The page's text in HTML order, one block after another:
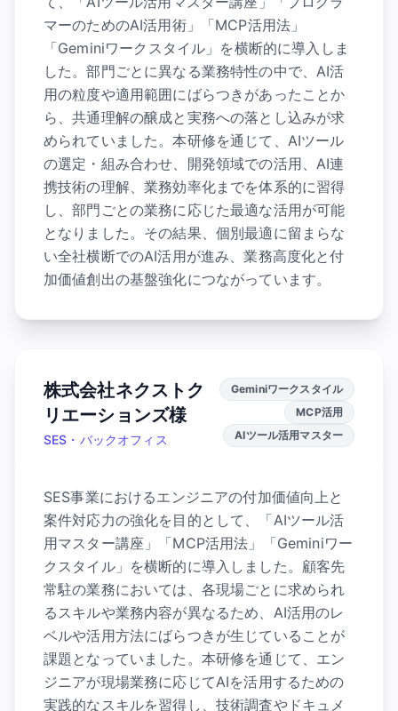
マーのためのAI活用術」「MCP活用法」
「Geminiワークスタイル」を横断的に導入しま
した。部門ごとに異なる業務特性の中で、AI活
用の粒度や適用範囲にばらつきがあったことか
ら、共通理解の醸成と実務への落とし込みが求
められていました。本研修を通じて、AIツール
の選定・組み合わせ、開発領域での活用、AI連
携技術の理解、業務効率化までを体系的に習得
し、部門ごとの業務に応じた最適な活用が可能
となりました。その結果、個別最適に留まらな
い全社横断でのAI活用が進み、業務高度化と付
加価値創出の基盤強化につながっています。
株式会社ネクストク
リエーションズ様
SES・バックオフィス
Geminiワークスタイル
MCP活用
AIツール活用マスター
SES事業におけるエンジニアの付加価値向上と
案件対応力の強化を目的として、「AIツール活
用マスター講座」「MCP活用法」「Geminiワー
クスタイル」を横断的に導入しました。顧客先
常駐の業務においては、各現場ごとに求められ
るスキルや業務内容が異なるため、AI活用のレ
ベルや活用方法にばらつきが生じていることが
課題となっていました。本研修を通じて、エン
ジニアが現場業務に応じてAIを活用するための
実践的なスキルを習得し、技術調査やドキュメ